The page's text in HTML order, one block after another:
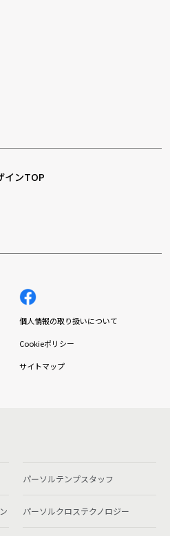
インTOP
個人情報の取り扱いについて
Cookieポリシー
サイトマップ
パーソルテンプスタッフ
パーソルクロステクノロジー